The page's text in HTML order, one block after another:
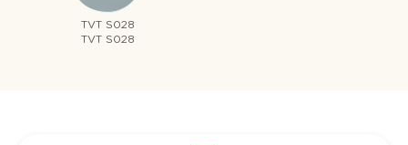
TVT S028
TVT S028